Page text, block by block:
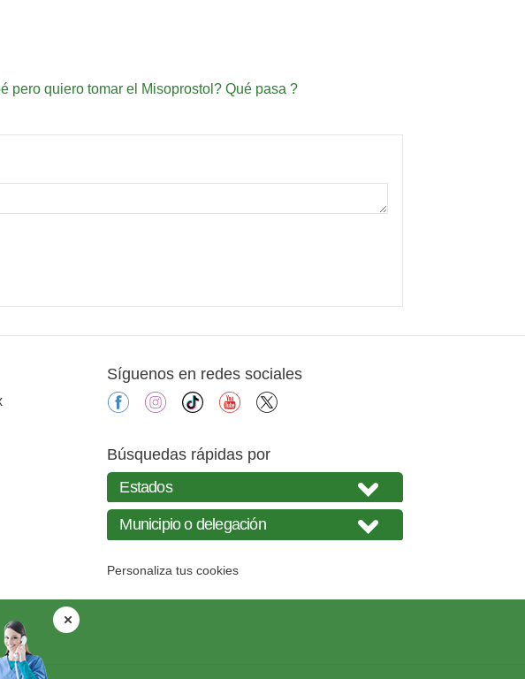
pero quiero tomar el Misoprostol? Qué pasa ?
Síguenos en redes sociales
facebookinstagram
tiktok youtube
Búsquedas rápidas por
Personaliza tus cookies